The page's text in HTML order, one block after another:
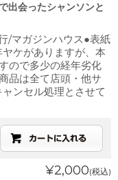
出会ったシャンソンと
/マガジンハウス●表紙
ケがありますが、本
ので多少の経年劣化
品は全て店頭・他サ
ンセル処理とさせて
¥2,000(税込)